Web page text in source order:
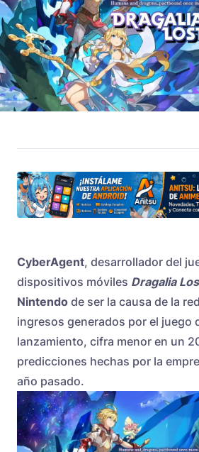
CyberAgent, desarrollador del
dispositivos móviles Dragalia
Nintendo de ser la causa de la
ingresos generados por el juego
lanzamiento, cifra menor en un
predicciones hechas por la
año pasado.